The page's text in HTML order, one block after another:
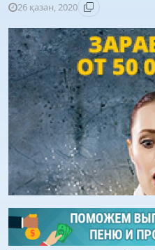
26 қазан, 2020